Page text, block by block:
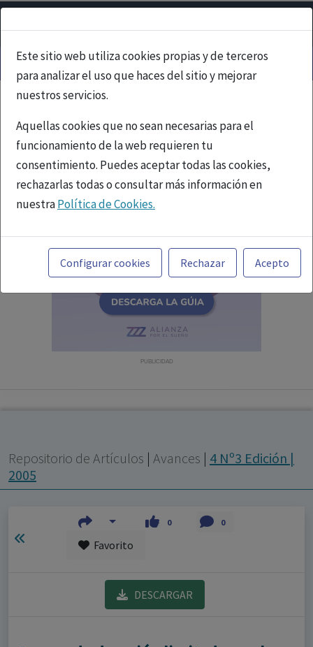
Este sitio web utiliza cookies propias y de terceros
para analizar el uso que haces del sitio y mejorar
nuestros servicios.
Aquellas cookies que no sean necesarias para el
funcionamiento de la web requieren tu
consentimiento. Puedes aceptar todas las cookies,
rechazarlas todas o consultar más información en
nuestraPolítica de Cookies.
Toda la información incluida en la Página Web está
referida a productos del mercado español y, por
tanto, dirigida a profesionales sanitarios legalmente
facultados para prescribir o dispensar medicamentos
con ejercicio profesional. La información técnica de los
fármacos se facilita a título meramente informativo,
Configurar cookies Rechazar Acepto
PUBLICIDAD
Repositorio de Artículos | Avances | 4 Nº3 Edición |
2005
0 0
Favorito
DESCARGAR